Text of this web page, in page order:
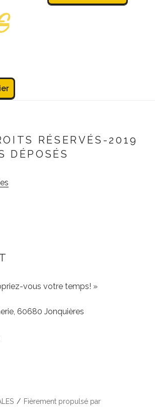
RÉSERVÉS-2019
DÉPOSÉS
vous votre temps! »
60680 Jonquières
Fièrement propulsé par